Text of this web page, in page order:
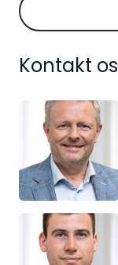
Kontakt os